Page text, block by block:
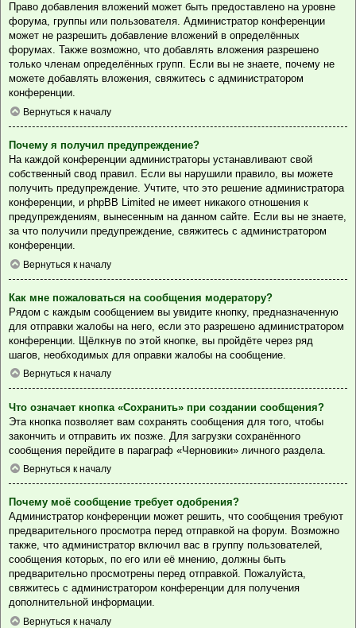
Право добавления вложений может быть предоставлено на уровне
форума, группы или пользователя. Администратор конференции
может не разрешить добавление вложений в определённых
форумах. Также возможно, что добавлять вложения разрешено
только членам определённых групп. Если вы не знаете, почему не
можете добавлять вложения, свяжитесь с администратором
конференции.
Вернуться к началу
Почему я получил предупреждение?
На каждой конференции администраторы устанавливают свой
собственный свод правил. Если вы нарушили правило, вы можете
получить предупреждение. Учтите, что это решение администратора
конференции, и phpBB Limited не имеет никакого отношения к
предупреждениям, вынесенным на данном сайте. Если вы не знаете,
за что получили предупреждение, свяжитесь с администратором
конференции.
Вернуться к началу
Как мне пожаловаться на сообщения модератору?
Рядом с каждым сообщением вы увидите кнопку, предназначенную
для отправки жалобы на него, если это разрешено администратором
конференции. Щёлкнув по этой кнопке, вы пройдёте через ряд
шагов, необходимых для оправки жалобы на сообщение.
Вернуться к началу
Что означает кнопка «Сохранить» при создании сообщения?
Эта кнопка позволяет вам сохранять сообщения для того, чтобы
закончить и отправить их позже. Для загрузки сохранённого
сообщения перейдите в параграф «Черновики» личного раздела.
Вернуться к началу
Почему моё сообщение требует одобрения?
Администратор конференции может решить, что сообщения требуют
предварительного просмотра перед отправкой на форум. Возможно
также, что администратор включил вас в группу пользователей,
сообщения которых, по его или её мнению, должны быть
предварительно просмотрены перед отправкой. Пожалуйста,
свяжитесь с администратором конференции для получения
дополнительной информации.
Вернуться к началу